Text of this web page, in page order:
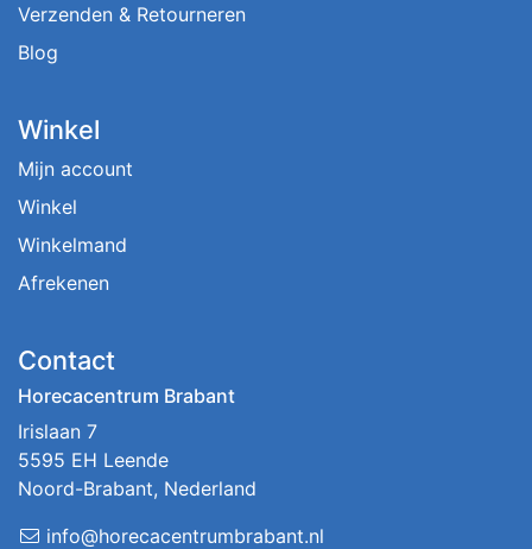
Verzenden & Retourneren
Blog
Winkel
Mijn account
Winkel
Winkelmand
Afrekenen
Contact
Horecacentrum Brabant
Irislaan 7
5595 EH Leende
Noord-Brabant, Nederland
info@horecacentrumbrabant.nl